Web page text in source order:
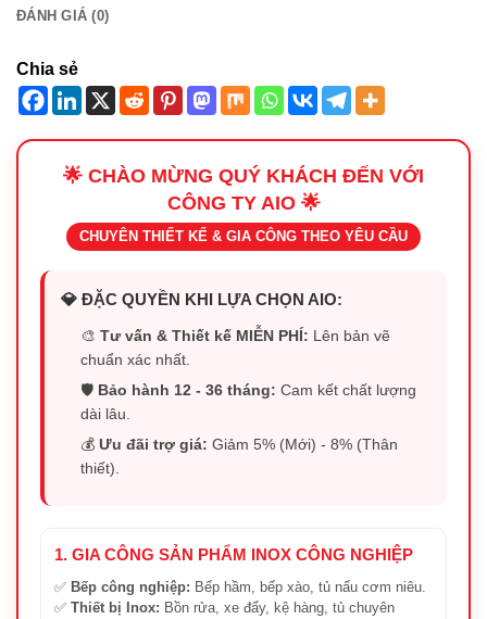
ĐÁNH GIÁ (0)
Chia sẻ
🌟 CHÀO MỪNG QUÝ KHÁCH ĐẾN VỚI
CÔNG TY AIO 🌟
CHUYÊN THIẾT KẾ & GIA CÔNG THEO YÊU CẦU
💎 ĐẶC QUYỀN KHI LỰA CHỌN AIO:
🎨Tư vấn & Thiết kế MIỄN PHÍ: Lên bản vẽ
chuẩn xác nhất.
🛡️ Bảo hành 12 - 36 tháng: Cam kết chất lượng
dài lâu.
💰Ưu đãi trợ giá: Giảm 5% (Mới) - 8% (Thân
thiết).
1. GIA CÔNG SẢN PHẨM INOX CÔNG NGHIỆP
✅ Bếp công nghiệp: Bếp hầm, bếp xào, tủ nấu cơm niêu.
✅ Thiết bị Inox: Bồn rửa, xe đẩy, kệ hàng, tủ chuyên